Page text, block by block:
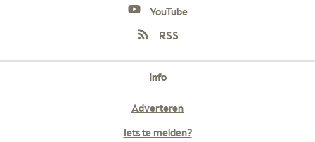
YouTube
RSS
Info
Adverteren
Iets te melden?